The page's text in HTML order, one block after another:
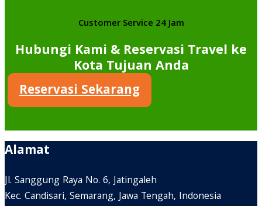
Customer Service 24 Jam
Hubungi Kami & Reservasi Travel ke
Kota Tujuan Anda
Reservasi Sekarang
Alamat
Jl. Sanggung Raya No. 6, Jatingaleh
Kec. Candisari, Semarang, Jawa Tengah, Indonesia